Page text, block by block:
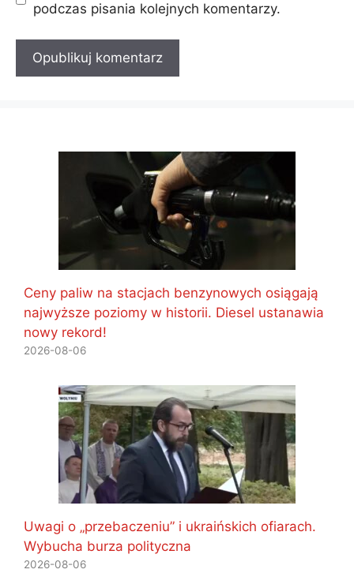
podczas pisania kolejnych komentarzy.
Ceny paliw na stacjach benzynowych osiągają
najwyższe poziomy w historii. Diesel ustanawia
nowy rekord!
2026-08-06
Uwagi o „przebaczeniu” i ukraińskich ofiarach.
Wybucha burza polityczna
2026-08-06